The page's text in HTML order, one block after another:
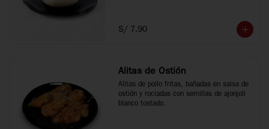
S/ 7.90
Alitas de Ostión
Alitas de pollo fritas, bañadas en salsa de
ostión y rociadas con semillas de ajonjoli
blanco tostado.